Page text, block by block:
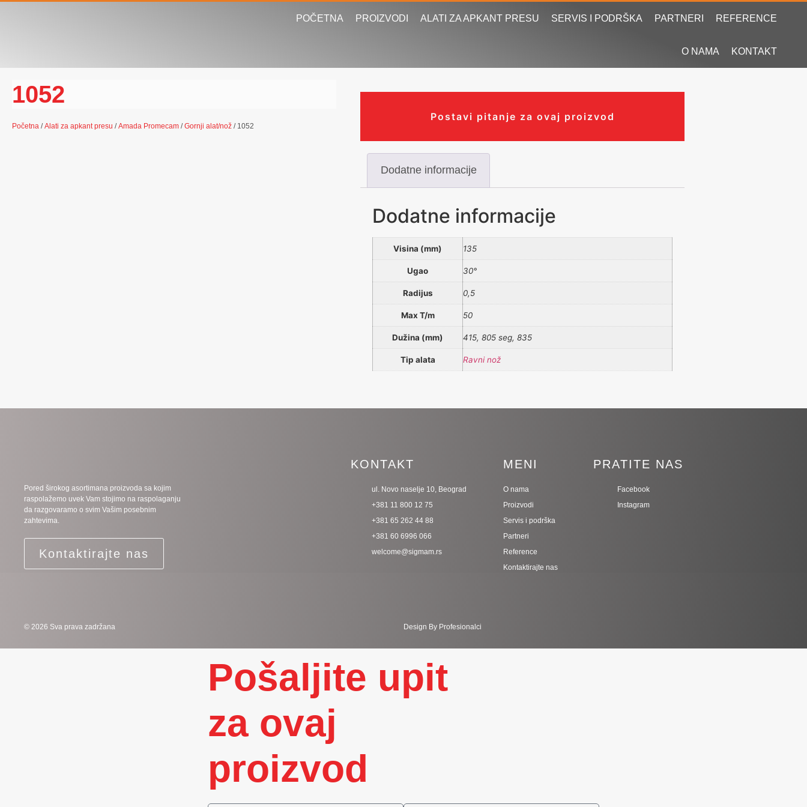
POČETNA PROIZVODI ALATI ZA APKANT PRESU SERVIS I PODRŠKA PARTNERI REFERENCE
O NAMA KONTAKT
1052
Početna /Alati za apkant presu /Amada Promecam /Gornji alat/nož / 1052
Postavi pitanje za ovaj proizvod
Dodatne informacije
Dodatne informacije
Visina (mm) 135
Ugao 30°
Radijus 0,5
Max T/m 50
Dužina (mm) 415, 805 seg, 835
Tip alata Ravni nož
Pored širokog asortimana proizvoda sa kojim
raspolažemo uvek Vam stojimo na raspolaganju
da razgovaramo o svim Vašim posebnim
zahtevima.
Kontaktirajte nas
KONTAKT
ul. Novo naselje 10, Beograd
+381 11 800 12 75
+381 65 262 44 88
+381 60 6996 066
welcome@sigmam.rs
MENI
O nama
Proizvodi
Servis i podrška
Partneri
Reference
Kontaktirajte nas
PRATITE NAS
Facebook
Instagram
© 2026 Sva prava zadržana Design By Profesionalci
Pošaljite upit
za ovaj
proizvod